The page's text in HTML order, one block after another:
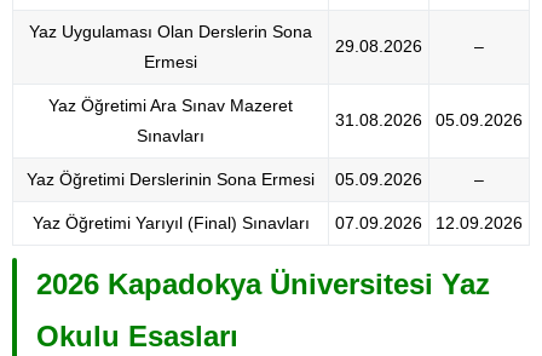
Yaz Uygulaması Olan Derslerin Sona
Ermesi
29.08.2026 –
Yaz Öğretimi Ara Sınav Mazeret
Sınavları
31.08.2026 05.09.2026
Yaz Öğretimi Derslerinin Sona Ermesi 05.09.2026 –
Yaz Öğretimi Yarıyıl (Final) Sınavları 07.09.2026 12.09.2026
2026 Kapadokya Üniversitesi Yaz
Okulu Esasları